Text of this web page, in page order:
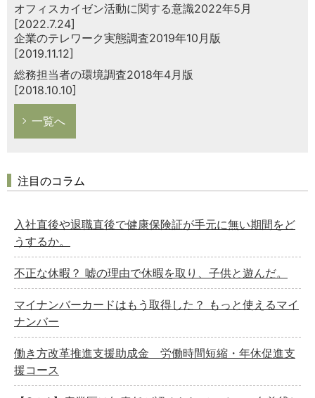
オフィスカイゼン活動に関する意識2022年5月
[2022.7.24]
企業のテレワーク実態調査2019年10月版
[2019.11.12]
総務担当者の環境調査2018年4月版
[2018.10.10]
一覧へ
注目のコラム
入社直後や退職直後で健康保険証が手元に無い期間をど
うするか。
不正な休暇？ 嘘の理由で休暇を取り、子供と遊んだ。
マイナンバーカードはもう取得した？ もっと使えるマイ
ナンバー
働き方改革推進支援助成金 労働時間短縮・年休促進支
援コース